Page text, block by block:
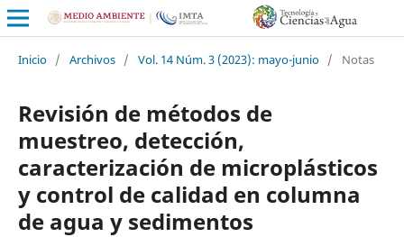
Inicio / Archivos / Vol. 14 Núm. 3 (2023): mayo-junio / Notas
Revisión de métodos de
muestreo, detección,
caracterización de microplásticos
y control de calidad en columna
de agua y sedimentos